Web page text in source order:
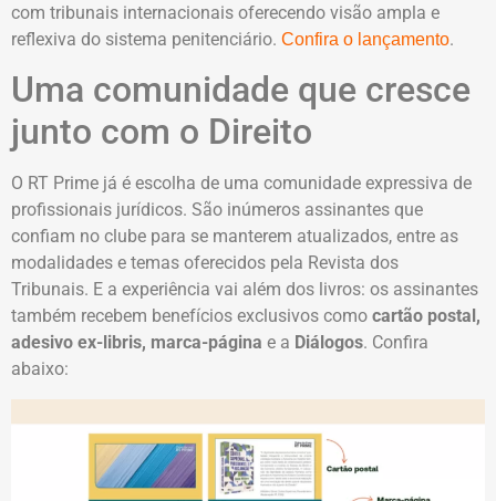
com tribunais internacionais oferecendo visão ampla e
reflexiva do sistema penitenciário. Confira o lançamento.
Uma comunidade que cresce
junto com o Direito
O RT Prime já é escolha de uma comunidade expressiva de
profissionais jurídicos. São inúmeros assinantes que
confiam no clube para se manterem atualizados, entre as
modalidades e temas oferecidos pela Revista dos
Tribunais. E a experiência vai além dos livros: os assinantes
também recebem benefícios exclusivos como cartão postal,
adesivo ex-libris, marca-página e a Diálogos. Confira
abaixo: